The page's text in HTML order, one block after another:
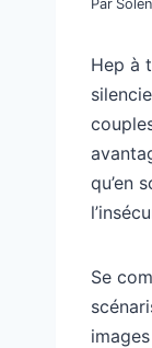
Par
Hep à
qu’en
Se